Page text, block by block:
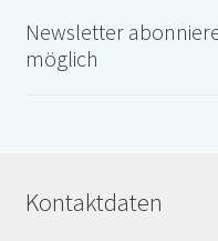
Newsletter
möglich
Kontaktdaten